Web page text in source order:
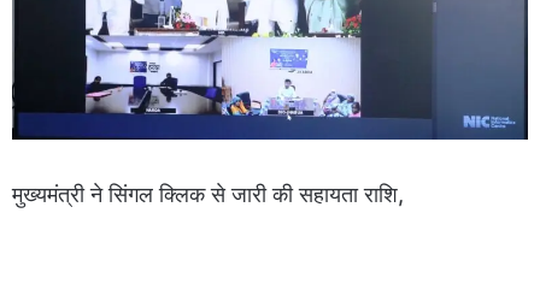
मुख्यमंत्री ने सिंगल क्लिक से जारी की सहायता राशि,